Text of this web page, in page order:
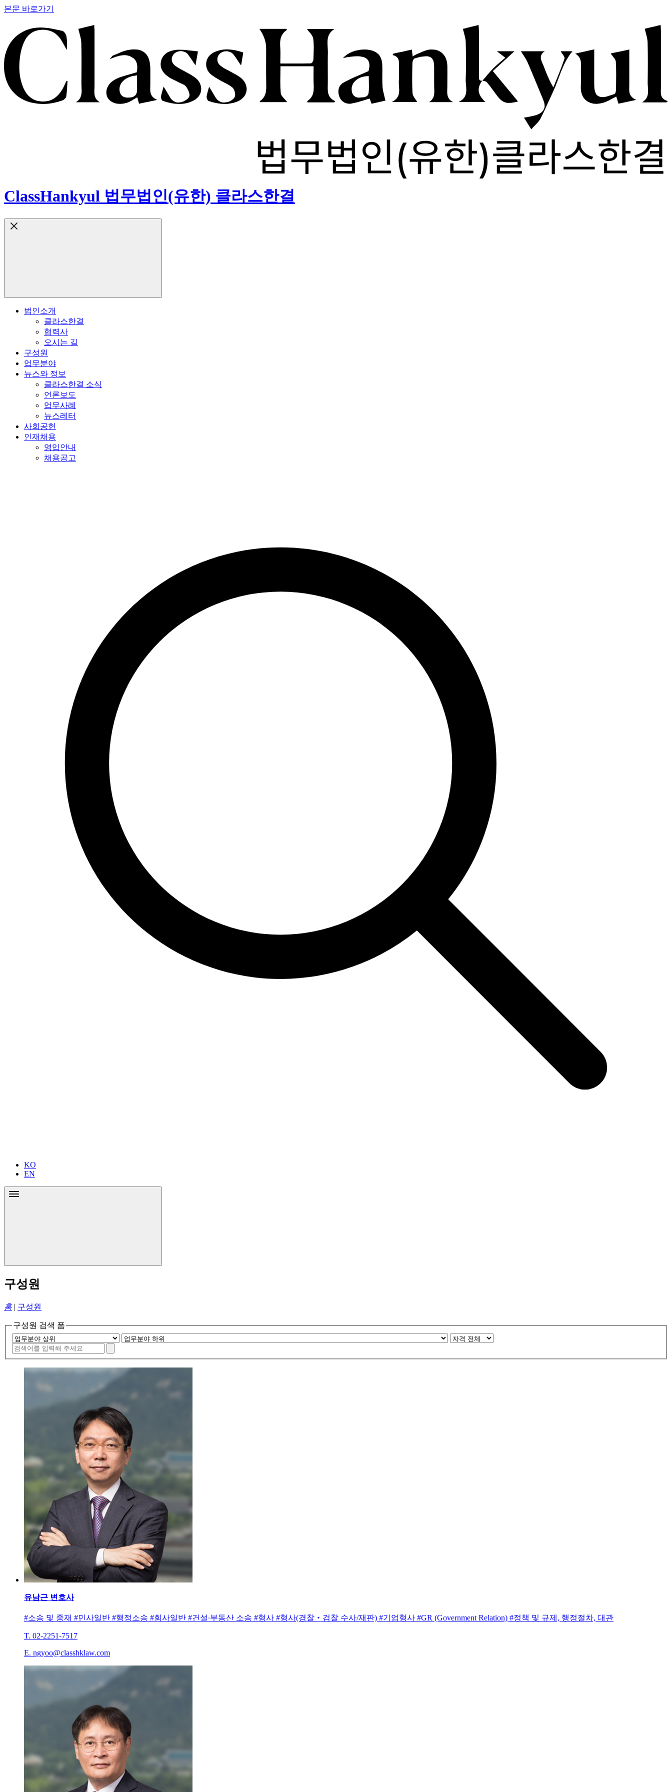
본문 바로가기
ClassHankyul 법무법인(유한) 클라스한결
법인소개
클라스한결
협력사
오시는 길
구성원
업무분야
뉴스와 정보
클라스한결 소식
언론보도
업무사례
뉴스레터
사회공헌
인재채용
영입안내
채용공고
KO
EN
구성원
홈 | 구성원
구성원 검색 폼
유남근 변호사
#소송 및 중재 #민사일반 #행정소송 #회사일반 #건설∙부동산 소송 #형사 #형사(경찰‧검찰 수사/재판) #기업형사 #GR (Government Relation) #정책 및 규제, 행정절차, 대관
T. 02-2251-7517
E. ngyoo@classhklaw.com